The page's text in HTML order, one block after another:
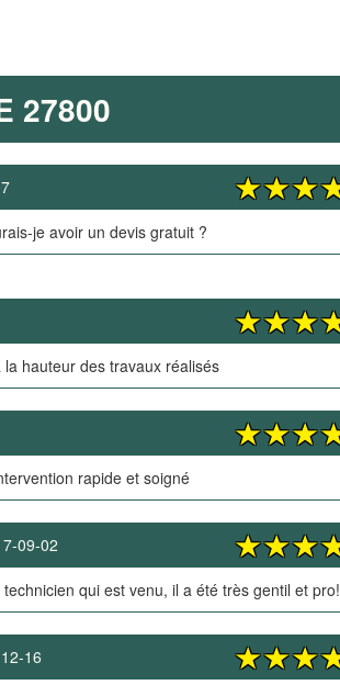
27800
je avoir un devis gratuit ?
la hauteur des travaux réalisés
rapide et soigné
09-02
qui est venu, il a été très gentil et pro!
16